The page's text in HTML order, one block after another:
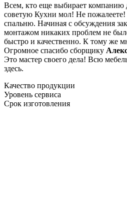
Всем, кто еще выбирает компанию
советую Кухни мол! Не
спальню. Начиная с обсуждения
монтажом никаких проблем не
быстро и качественно. К тому же
Огромное спасибо сборщику
Это мастер своего дела! Всю
здесь.
Качество продукции
Уровень сервиса
Срок изготовления